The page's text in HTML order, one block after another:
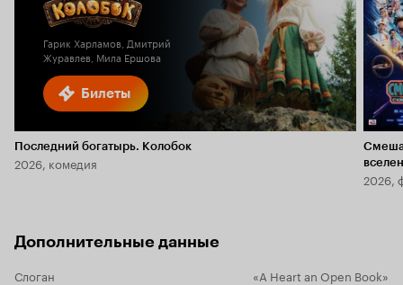
Билеты
Гарик Харламов, Дмитрий
Журавлев, Мила Ершова
Последний богатырь. Колобок
2026, комедия
6.1
2026,
Дополнительные данные
Слоган
«A Heart an Open Book»